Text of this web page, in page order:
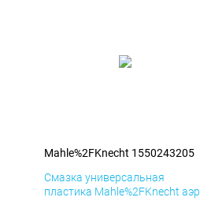
Mahle%2FKnecht 1550243205
Смазка универсальная
пластика Mahle%2FKnecht аэр